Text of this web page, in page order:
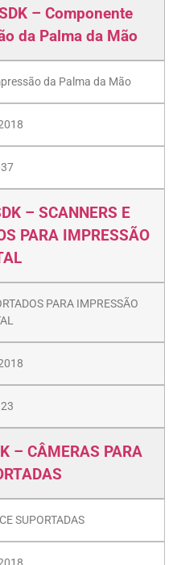
– Componente
da Palma da Mão
da Palma da Mão
– SCANNERS E
PARA IMPRESSÃO
PARA IMPRESSÃO
– CÂMERAS PARA
SUPORTADAS